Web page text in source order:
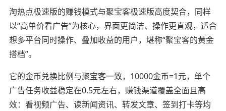
淘热点极速版的赚钱模式与聚宝客极速版高度契合，同样
以“高单价看广告”为核心，界面更简洁、操作更直观，适合
想多平台同时操作、叠加收益的用户，堪称“聚宝客的黄金
搭档”。
它的金币兑换比例与聚宝客一致，10000金币=1元，单个
广告任务收益稳定在0.5元左右，赚钱渠道覆盖全面且高
效：看视频广告、读新闻资讯、转发文章、签到打卡等均